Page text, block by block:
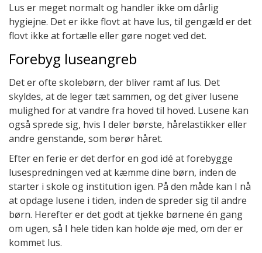
Lus er meget normalt og handler ikke om dårlig
hygiejne. Det er ikke flovt at have lus, til gengæld er det
flovt ikke at fortælle eller gøre noget ved det.
Forebyg luseangreb
Det er ofte skolebørn, der bliver ramt af lus. Det
skyldes, at de leger tæt sammen, og det giver lusene
mulighed for at vandre fra hoved til hoved. Lusene kan
også sprede sig, hvis I deler børste, hårelastikker eller
andre genstande, som berør håret.
Efter en ferie er det derfor en god idé at forebygge
lusespredningen ved at kæmme dine børn, inden de
starter i skole og institution igen. På den måde kan I nå
at opdage lusene i tiden, inden de spreder sig til andre
børn. Herefter er det godt at tjekke børnene én gang
om ugen, så I hele tiden kan holde øje med, om der er
kommet lus.